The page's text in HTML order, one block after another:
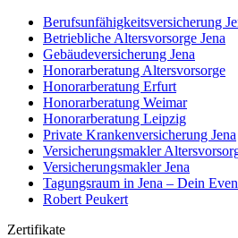
Berufs­unfähigkeits­­versicherung
Betriebliche Altersvorsorge Jena
Gebäudeversicherung Jena
Honorar­beratung Altersvorsorge
Honorar­beratung Erfurt
Honorar­beratung Weimar
Honorarberatung Leipzig
Private Kranken­­versicherung Jena
Versicherungsmakler
Versicherungs­makler Jena
Tagungsraum in Jena – Dein
Robert Peukert
Zertifikate